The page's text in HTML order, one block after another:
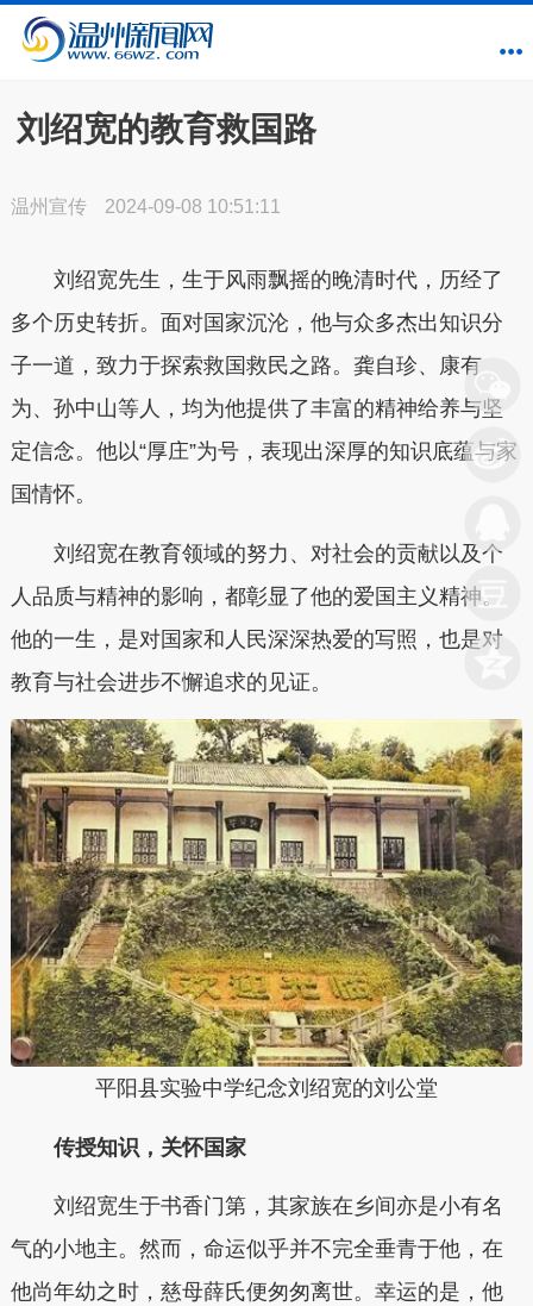
刘绍宽的教育救国路
温州宣传 2024-09-08 10:51:11
刘绍宽先生，生于风雨飘摇的晚清时代，历经了
多个历史转折。面对国家沉沦，他与众多杰出知识分
子一道，致力于探索救国救民之路。龚自珍、康有
为、孙中山等人，均为他提供了丰富的精神给养与坚
定信念。他以“厚庄”为号，表现出深厚的知识底蕴与家
国情怀。
刘绍宽在教育领域的努力、对社会的贡献以及个
人品质与精神的影响，都彰显了他的爱国主义精神。
他的一生，是对国家和人民深深热爱的写照，也是对
教育与社会进步不懈追求的见证。
平阳县实验中学纪念刘绍宽的刘公堂
传授知识，关怀国家
刘绍宽生于书香门第，其家族在乡间亦是小有名
气的小地主。然而，命运似乎并不完全垂青于他，在
他尚年幼之时，慈母薛氏便匆匆离世。幸运的是，他